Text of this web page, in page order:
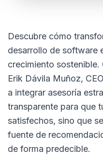
Descubre cómo
desarrollo de software
crecimiento
Erik Dávila Muñoz,
a integrar asesoría
transparente para que
satisfechos, sino que
fuente de
de forma predecible.